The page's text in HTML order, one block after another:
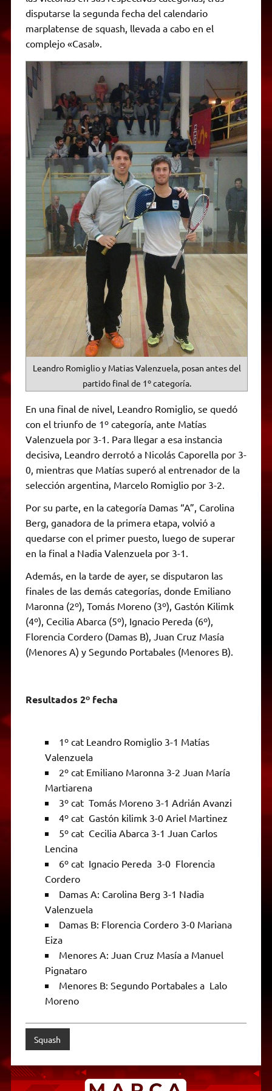
p
p
a
m
r
o
k
g
e
i
n
k
r
i
l
disputarse la segunda fecha del calendario
marplatense de squash, llevada a cabo en el
complejo «Casal».
Leandro Romiglio y Matias Valenzuela, posan antes del
partido final de 1º categoría.
En una final de nivel, Leandro Romiglio, se quedó
con el triunfo de 1º categoría, ante Matías
Valenzuela por 3-1. Para llegar a esa instancia
decisiva, Leandro derrotó a Nicolás Caporella por 3-
0, mientras que Matías superó al entrenador de la
selección argentina, Marcelo Romiglio por 3-2.
Por su parte, en la categoría Damas “A”, Carolina
Berg, ganadora de la primera etapa, volvió a
quedarse con el primer puesto, luego de superar
en la final a Nadia Valenzuela por 3-1.
Además, en la tarde de ayer, se disputaron las
finales de las demás categorías, donde Emiliano
Maronna (2º), Tomás Moreno (3º), Gastón Kilimk
(4º), Cecilia Abarca (5º), Ignacio Pereda (6º),
Florencia Cordero (Damas B), Juan Cruz Masía
(Menores A) y Segundo Portabales (Menores B).
Resultados 2º fecha
1º cat Leandro Romiglio 3-1 Matías
Valenzuela
2º cat Emiliano Maronna 3-2 Juan María
Martiarena
3º cat Tomás Moreno 3-1 Adrián Avanzi
4º cat Gastón kilimk 3-0 Ariel Martinez
5º cat Cecilia Abarca 3-1 Juan Carlos
Lencina
6º cat Ignacio Pereda 3-0 Florencia
Cordero
Damas A: Carolina Berg 3-1 Nadia
Valenzuela
Damas B: Florencia Cordero 3-0 Mariana
Eiza
Menores A: Juan Cruz Masía a Manuel
Pignataro
Menores B: Segundo Portabales a Lalo
Moreno
Squash